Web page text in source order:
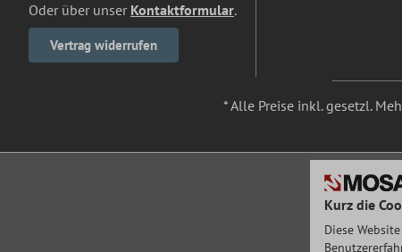
Oder über unser Kontaktformular.
Vertrag widerrufen
* Alle Preise inkl. gesetzl.
Kurz die
Diese